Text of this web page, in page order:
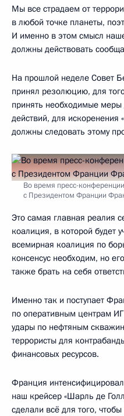
Мы все страдаем от
в любой точке планеты,
И именно в этом смысл
должны действовать
На прошлой неделе Совет
принял резолюцию, для
принять необходимые
действий, для искоренения
должны следовать этому
Во время пресс-
с Президентом Франции
Это самая главная реалия
коалиция, в которой будет
всемирная коалиция по
консенсус необходим, но
также брать на себя
Именно так и поступает
по оперативным центрам
удары по нефтяным
террористы для
финансовых ресурсов.
Франция
наш крейсер «Шарль де
сделали всё для того,